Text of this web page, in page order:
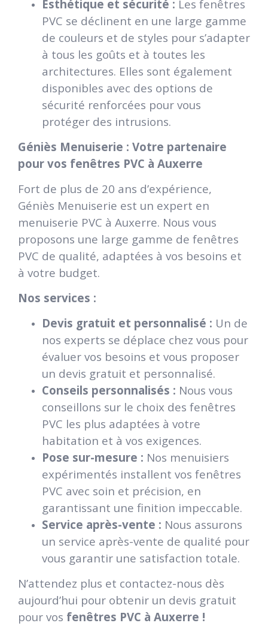
Esthétique et sécurité : Les fenêtres
PVC se déclinent en une large gamme
de couleurs et de styles pour s’adapter
à tous les goûts et à toutes les
architectures. Elles sont également
disponibles avec des options de
sécurité renforcées pour vous
protéger des intrusions.
Géniès Menuiserie : Votre partenaire
pour vos fenêtres PVC à Auxerre
Fort de plus de 20 ans d’expérience,
Géniès Menuiserie est un expert en
menuiserie PVC à Auxerre. Nous vous
proposons une large gamme de fenêtres
PVC de qualité, adaptées à vos besoins et
à votre budget.
Nos services :
Devis gratuit et personnalisé : Un de
nos experts se déplace chez vous pour
évaluer vos besoins et vous proposer
un devis gratuit et personnalisé.
Conseils personnalisés : Nous vous
conseillons sur le choix des fenêtres
PVC les plus adaptées à votre
habitation et à vos exigences.
Pose sur-mesure : Nos menuisiers
expérimentés installent vos fenêtres
PVC avec soin et précision, en
garantissant une finition impeccable.
Service après-vente : Nous assurons
un service après-vente de qualité pour
vous garantir une satisfaction totale.
N’attendez plus et contactez-nous dès
aujourd’hui pour obtenir un devis gratuit
pour vos fenêtres PVC à Auxerre !